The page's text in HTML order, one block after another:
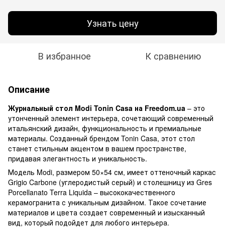
Узнать цену
В избранное К сравнению
Описание
Журнальный стол Modi Tonin Casa на Freedom.ua – это
утонченный элемент интерьера, сочетающий современный
итальянский дизайн, функциональность и премиальные
материалы. Созданный брендом Tonin Casa, этот стол
станет стильным акцентом в вашем пространстве,
придавая элегантность и уникальность.
Модель Modi, размером 50×54 см, имеет оттеночный каркас
Grigio Carbone (углеродистый серый) и столешницу из Gres
Porcellanato Terra Liquida – высококачественного
керамогранита с уникальным дизайном. Такое сочетание
материалов и цвета создает современный и изысканный
вид, который подойдет для любого интерьера.